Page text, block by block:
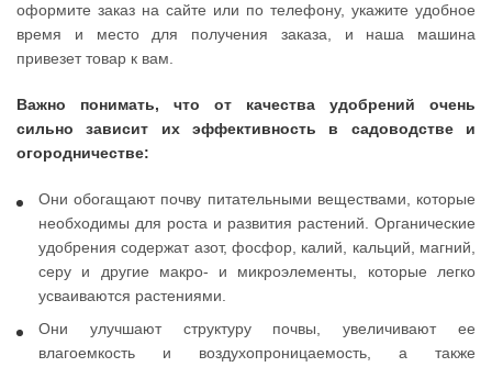
оформите заказ на сайте или по телефону, укажите удобное
время и место для получения заказа, и наша машина
привезет товар к вам.
Важно понимать, что от качества удобрений очень
сильно зависит их эффективность в садоводстве и
огородничестве:
Они обогащают почву питательными веществами, которые
необходимы для роста и развития растений. Органические
удобрения содержат азот, фосфор, калий, кальций, магний,
серу и другие макро- и микроэлементы, которые легко
усваиваются растениями.
Они улучшают структуру почвы, увеличивают ее
влагоемкость и воздухопроницаемость, а также